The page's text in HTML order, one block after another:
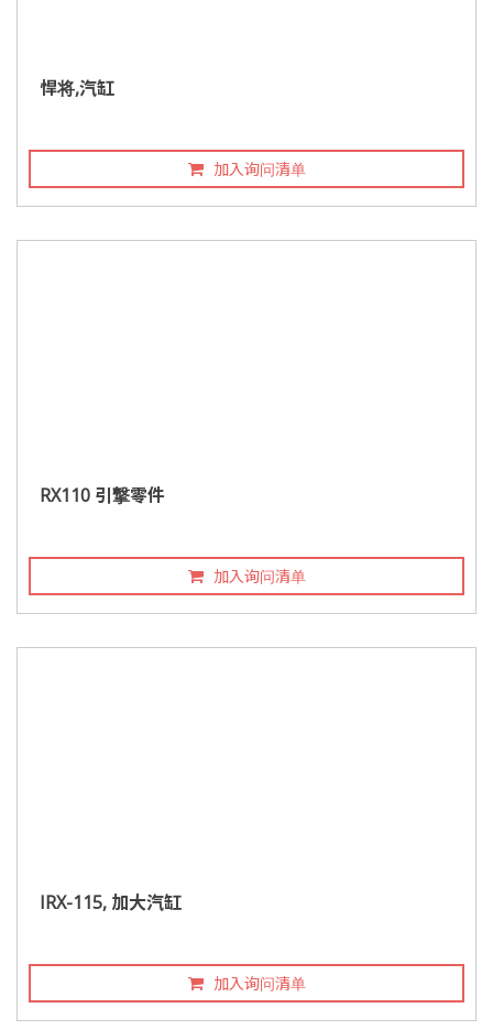
悍将,汽缸
加入询问清单
RX110 引撃零件
加入询问清单
IRX-115, 加大汽缸
加入询问清单